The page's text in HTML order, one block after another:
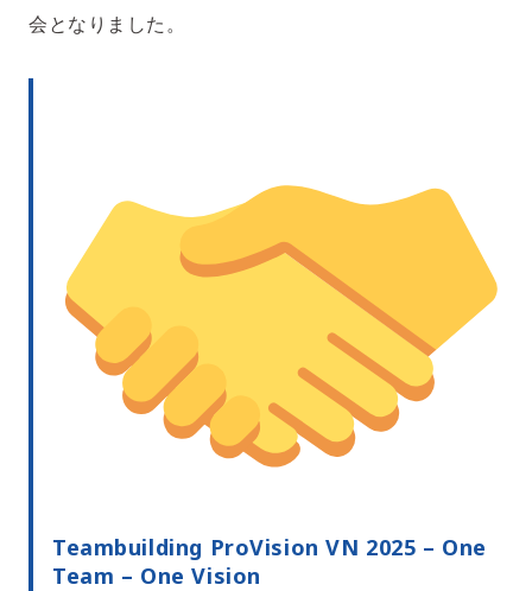
会となりました。
Teambuilding ProVision VN 2025 – One
Team – One Vision